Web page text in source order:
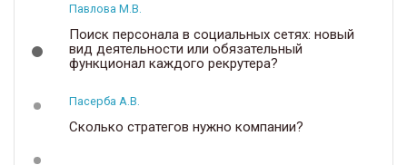
Павлова М.В.
Поиск персонала в социальных сетях: новый
вид деятельности или обязательный
функционал каждого рекрутера?
Пасерба А.В.
Сколько стратегов нужно компании?